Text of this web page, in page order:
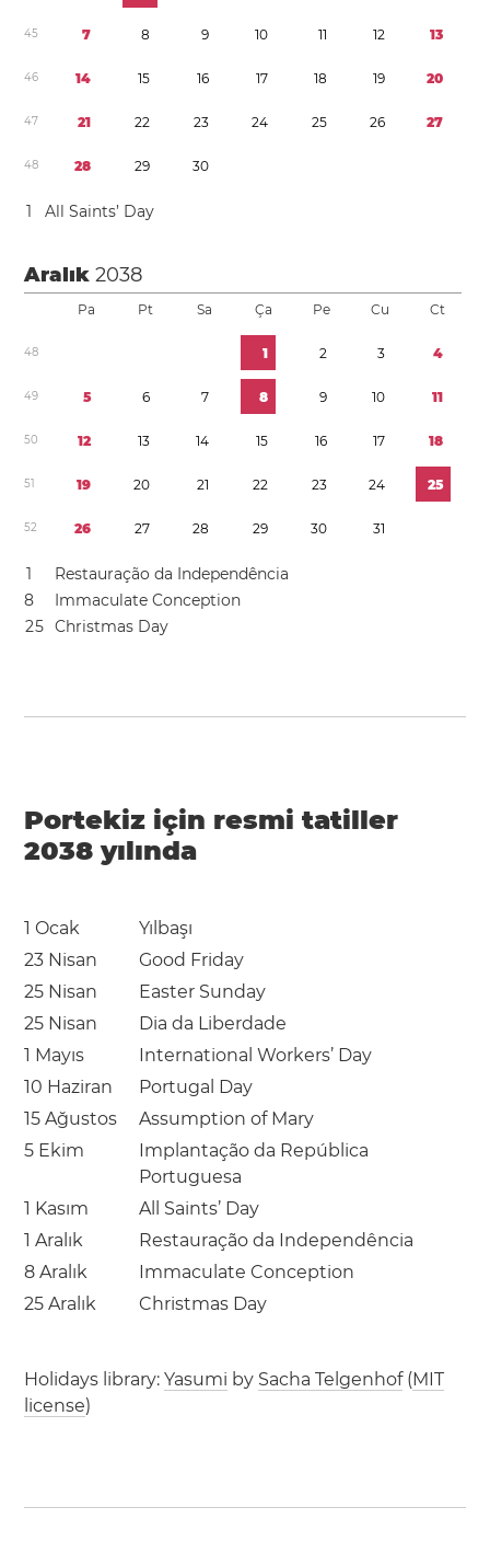
45 7 8 9 10 11 12 13
46 14 15 16 17 18 19 20
47 21 22 23 24 25 26 27
48 28 29 30
1 All Saints’ Day
Aralık2038
Pa Pt Sa Ça Pe Cu Ct
48 1 2 3 4
49 5 6 7 8 9 10 11
50 12 13 14 15 16 17 18
51 19 20 21 22 23 24 25
52 26 27 28 29 30 31
1
Restauração da Independência
8
Immaculate Conception
25 Christmas Day
Portekiz için resmi tatiller
2038 yılında
1 Ocak
Yılbaşı
23 Nisan
Good Friday
25 Nisan
Easter Sunday
25 Nisan
Dia da Liberdade
1 Mayıs
International Workers’ Day
10 Haziran
Portugal Day
15 Ağustos
Assumption of Mary
5 Ekim
Implantação da República
Portuguesa
1 Kasım
All Saints’ Day
1 Aralık
Restauração da Independência
8 Aralık
Immaculate Conception
25 Aralık
Christmas Day
Holidays library:Yasumi by Sacha Telgenhof(MIT
license)